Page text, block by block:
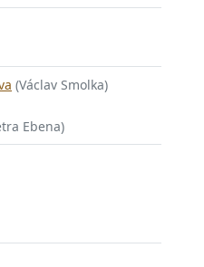
(Václav Smolka)
Ebena)